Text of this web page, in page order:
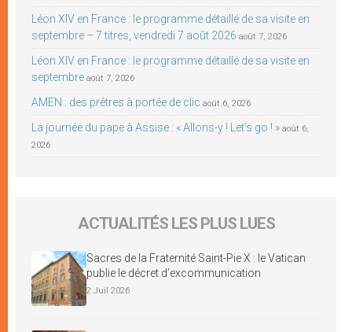
Léon XIV en France : le programme détaillé de sa visite en
septembre – 7 titres, vendredi 7 août 2026 août 7, 2026
Léon XIV en France : le programme détaillé de sa visite en
septembre août 7, 2026
AMEN : des prêtres à portée de clic août 6, 2026
La journée du pape à Assise : « Allons-y ! Let’s go ! » août 6,
2026
ACTUALITÉS LES PLUS LUES
Sacres de la Fraternité Saint-Pie X : le Vatican
publie le décret d’excommunication
2 Juil 2026